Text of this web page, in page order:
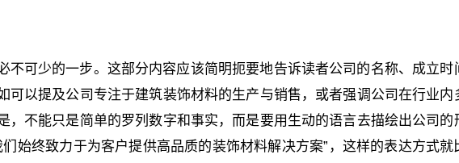
不可少的一步。这部分内容应该简明扼要地告诉读者公司的名称、成立时
可以提及公司专注于建筑装饰材料的生产与销售，或者强调公司在行业内
，不能只是简单的罗列数字和事实，而是要用生动的语言去描绘出公司的
始终致力于为客户提供高品质的装饰材料解决方案”，这样的表达方式就